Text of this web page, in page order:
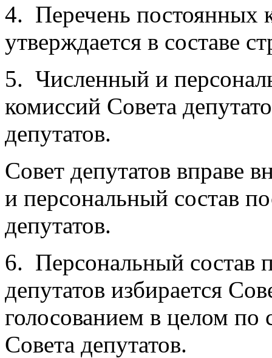
4. Перечень постоянных
утверждается в составе
5. Численный и
комиссий Совета
депутатов.
Совет депутатов вправе
и персональный состав
депутатов.
6. Персональный состав
депутатов избирается
голосованием в целом по
Совета депутатов.